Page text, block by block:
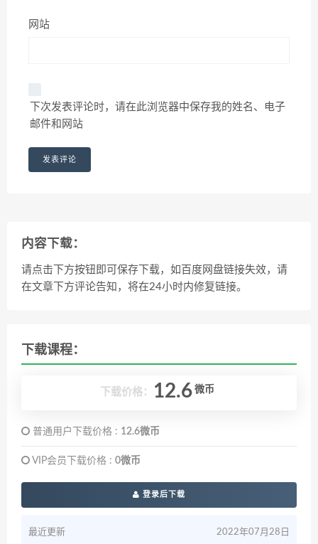
网站
下次发表评论时，请在此浏览器中保存我的姓名、电子
邮件和网站
内容下载：
请点击下方按钮即可保存下载，如百度网盘链接失效，请
在文章下方评论告知，将在24小时内修复链接。
下载课程：
下载价格： 12.6 微币
普通用户下载价格 : 12.6微币
VIP会员下载价格 : 0微币
登录后下载
最近更新 2022年07月28日